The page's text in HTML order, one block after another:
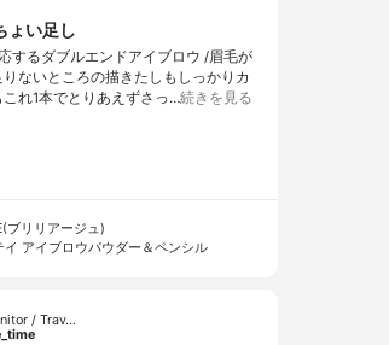
ょい足し
するダブルエンドアイブロウ /⁡⁡眉毛が
ないところの描きたしもしっかりカ
れ1本でとりあえずさっ…続きを見る
ブリリアージュ)
イ アイブロウパウダー＆ペンシル
/ Trav…